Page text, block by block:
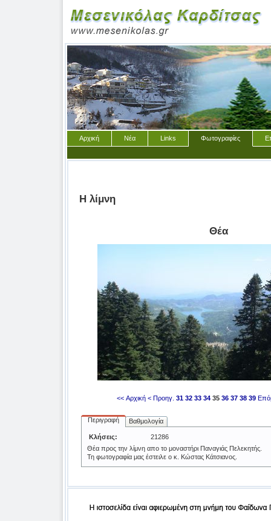
Αρχική Νέα Links Φωτογραφίες
Η λίμνη
Θέα
<< Αρχική < Προηγ. 31 32 33 34 35 36 37 38 39
Περιγραφή Βαθμολογία
Κλήσεις:
21286
Θέα προς την λίμνη απο το μοναστήρι Παναγιάς Πελεκητής.
Τη φωτογραφία μας έστειλε ο κ. Κώστας Κάτσιανος.